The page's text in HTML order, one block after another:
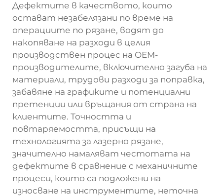
Дефектите в качеството, които
остават незабелязани по време на
операциите по рязане, водят до
накопяване на разходи в целия
производствен процес на OEM-
производителите, включително загуба на
материали, трудови разходи за поправка,
забавяне на графиките и потенциални
претенции или връщания от страна на
клиентите. Точността и
повтаряемостта, присъщи на
технологията за лазерно рязане,
значително намаляват честотата на
дефектите в сравнение с механичните
процеси, които са подложени на
износване на инструментите, неточна